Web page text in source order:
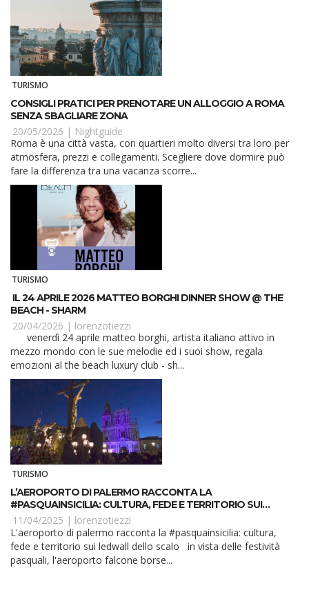
TURISMO
CONSIGLI PRATICI PER PRENOTARE UN ALLOGGIO A ROMA
SENZA SBAGLIARE ZONA
20/05/2026 | Nightguide
Roma è una città vasta, con quartieri molto diversi tra loro per
atmosfera, prezzi e collegamenti. Scegliere dove dormire può
fare la differenza tra una vacanza scorre...
TURISMO
IL 24 APRILE 2026 MATTEO BORGHI DINNER SHOW @ THE
BEACH - SHARM
20/04/2026 | lorenzotiezzi
mezzo mondo con le sue melodie ed i suoi show, regala
emozioni al the beach luxury club - sh...
TURISMO
L’AEROPORTO DI PALERMO RACCONTA LA
#PASQUAINSICILIA: CULTURA, FEDE E TERRITORIO SUI
LEDWALL DELLO SCALO
11/04/2025 | lorenzotiezzi
L'aeroporto di palermo racconta la #pasquainsicilia: cultura,
fede e territorio sui ledwall dello scalo in vista delle festività
pasquali, l'aeroporto falcone borse...